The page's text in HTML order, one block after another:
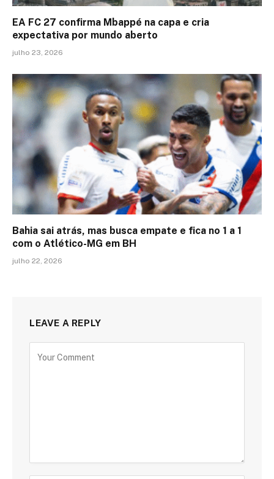
EA FC 27 confirma Mbappé na capa e cria
expectativa por mundo aberto
julho 23, 2026
Bahia sai atrás, mas busca empate e fica no 1 a 1
com o Atlético-MG em BH
julho 22, 2026
LEAVE A REPLY